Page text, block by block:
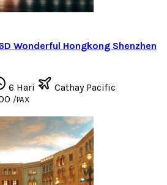
Wonderful Hongkong Shenzhen
6 Hari
Cathay Pacific
/PAX